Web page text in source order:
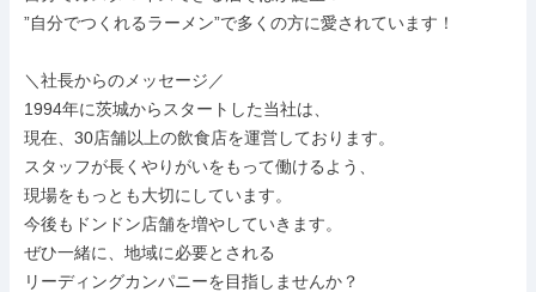
”自分でつくれるラーメン”で多くの方に愛されています！
＼社長からのメッセージ／
1994年に茨城からスタートした当社は、
現在、30店舗以上の飲食店を運営しております。
スタッフが長くやりがいをもって働けるよう、
現場をもっとも大切にしています。
今後もドンドン店舗を増やしていきます。
ぜひ一緒に、地域に必要とされる
リーディングカンパニーを目指しませんか？